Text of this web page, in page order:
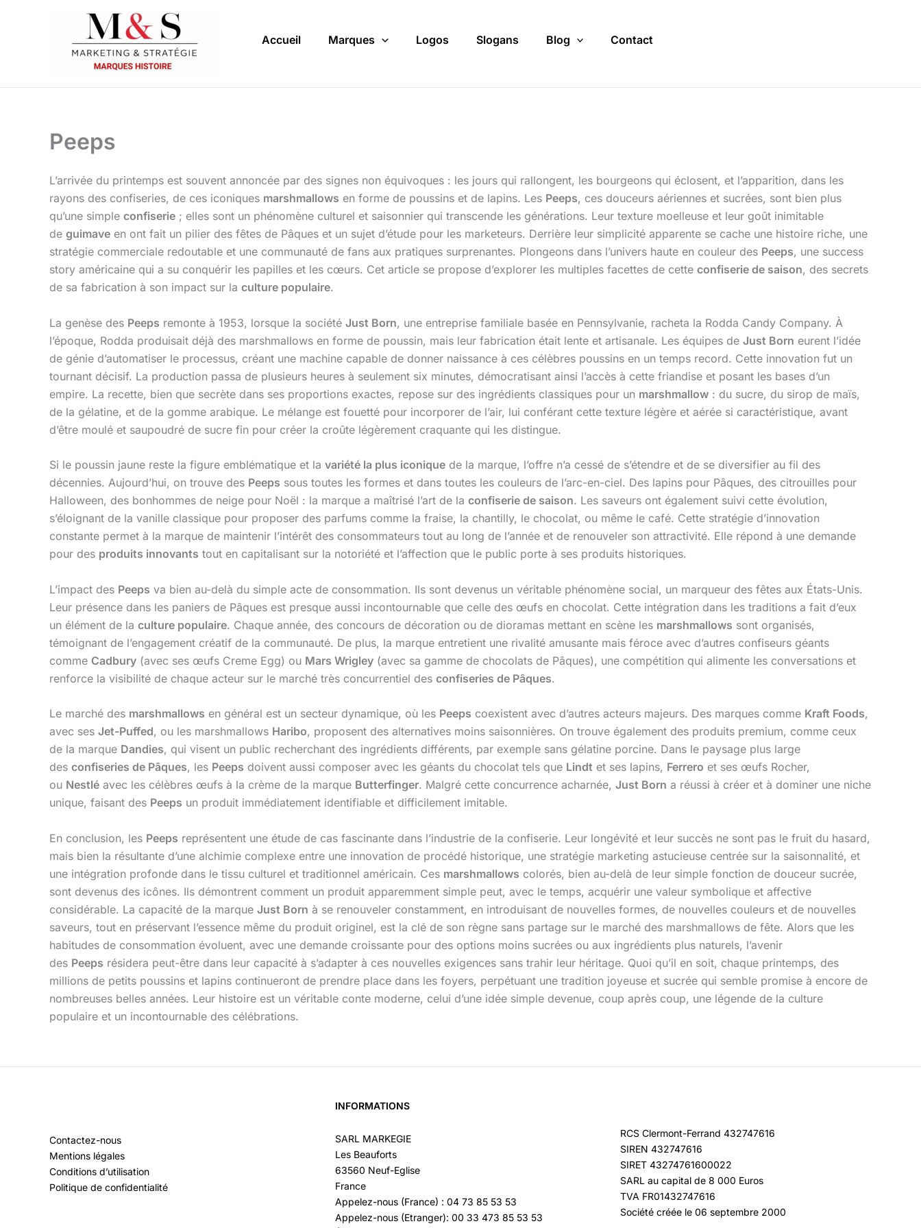
Accueil Marques Logos Slogans Blog Contact
Peeps
L’arrivée du printemps est souvent annoncée par des signes non équivoques : les jours qui rallongent, les bourgeons qui éclosent, et l’apparition, dans les
rayons des confiseries, de ces iconiques marshmallows en forme de poussins et de lapins. Les Peeps, ces douceurs aériennes et sucrées, sont bien plus
qu’une simple confiserie ; elles sont un phénomène culturel et saisonnier qui transcende les générations. Leur texture moelleuse et leur goût inimitable
de guimave en ont fait un pilier des fêtes de Pâques et un sujet d’étude pour les marketeurs. Derrière leur simplicité apparente se cache une histoire riche, une
stratégie commerciale redoutable et une communauté de fans aux pratiques surprenantes. Plongeons dans l’univers haute en couleur des Peeps, une success
story américaine qui a su conquérir les papilles et les cœurs. Cet article se propose d’explorer les multiples facettes de cette confiserie de saison, des secrets
de sa fabrication à son impact sur la culture populaire.
La genèse des Peeps remonte à 1953, lorsque la société Just Born, une entreprise familiale basée en Pennsylvanie, racheta la Rodda Candy Company. À
l’époque, Rodda produisait déjà des marshmallows en forme de poussin, mais leur fabrication était lente et artisanale. Les équipes de Just Born eurent l’idée
de génie d’automatiser le processus, créant une machine capable de donner naissance à ces célèbres poussins en un temps record. Cette innovation fut un
tournant décisif. La production passa de plusieurs heures à seulement six minutes, démocratisant ainsi l’accès à cette friandise et posant les bases d’un
empire. La recette, bien que secrète dans ses proportions exactes, repose sur des ingrédients classiques pour un marshmallow : du sucre, du sirop de maïs,
de la gélatine, et de la gomme arabique. Le mélange est fouetté pour incorporer de l’air, lui conférant cette texture légère et aérée si caractéristique, avant
d’être moulé et saupoudré de sucre fin pour créer la croûte légèrement craquante qui les distingue.
Si le poussin jaune reste la figure emblématique et la variété la plus iconique de la marque, l’offre n’a cessé de s’étendre et de se diversifier au fil des
décennies. Aujourd’hui, on trouve des Peeps sous toutes les formes et dans toutes les couleurs de l’arc-en-ciel. Des lapins pour Pâques, des citrouilles pour
Halloween, des bonhommes de neige pour Noël : la marque a maîtrisé l’art de la confiserie de saison. Les saveurs ont également suivi cette évolution,
s’éloignant de la vanille classique pour proposer des parfums comme la fraise, la chantilly, le chocolat, ou même le café. Cette stratégie d’innovation
constante permet à la marque de maintenir l’intérêt des consommateurs tout au long de l’année et de renouveler son attractivité. Elle répond à une demande
pour des produits innovants tout en capitalisant sur la notoriété et l’affection que le public porte à ses produits historiques.
L’impact des Peeps va bien au-delà du simple acte de consommation. Ils sont devenus un véritable phénomène social, un marqueur des fêtes aux États-Unis.
Leur présence dans les paniers de Pâques est presque aussi incontournable que celle des œufs en chocolat. Cette intégration dans les traditions a fait d’eux
un élément de la culture populaire. Chaque année, des concours de décoration ou de dioramas mettant en scène les marshmallows sont organisés,
témoignant de l’engagement créatif de la communauté. De plus, la marque entretient une rivalité amusante mais féroce avec d’autres confiseurs géants
comme Cadbury (avec ses œufs Creme Egg) ou Mars Wrigley (avec sa gamme de chocolats de Pâques), une compétition qui alimente les conversations et
renforce la visibilité de chaque acteur sur le marché très concurrentiel des confiseries de Pâques.
Le marché des marshmallows en général est un secteur dynamique, où les Peeps coexistent avec d’autres acteurs majeurs. Des marques comme Kraft Foods,
avec ses Jet-Puffed, ou les marshmallows Haribo, proposent des alternatives moins saisonnières. On trouve également des produits premium, comme ceux
de la marque Dandies, qui visent un public recherchant des ingrédients différents, par exemple sans gélatine porcine. Dans le paysage plus large
des confiseries de Pâques, les Peeps doivent aussi composer avec les géants du chocolat tels que Lindt et ses lapins, Ferrero et ses œufs Rocher,
ou Nestlé avec les célèbres œufs à la crème de la marque Butterfinger. Malgré cette concurrence acharnée, Just Born a réussi à créer et à dominer une niche
unique, faisant des Peeps un produit immédiatement identifiable et difficilement imitable.
En conclusion, les Peeps représentent une étude de cas fascinante dans l’industrie de la confiserie. Leur longévité et leur succès ne sont pas le fruit du hasard,
mais bien la résultante d’une alchimie complexe entre une innovation de procédé historique, une stratégie marketing astucieuse centrée sur la saisonnalité, et
une intégration profonde dans le tissu culturel et traditionnel américain. Ces marshmallows colorés, bien au-delà de leur simple fonction de douceur sucrée,
sont devenus des icônes. Ils démontrent comment un produit apparemment simple peut, avec le temps, acquérir une valeur symbolique et affective
considérable. La capacité de la marque Just Born à se renouveler constamment, en introduisant de nouvelles formes, de nouvelles couleurs et de nouvelles
saveurs, tout en préservant l’essence même du produit originel, est la clé de son règne sans partage sur le marché des marshmallows de fête. Alors que les
habitudes de consommation évoluent, avec une demande croissante pour des options moins sucrées ou aux ingrédients plus naturels, l’avenir
des Peeps résidera peut-être dans leur capacité à s’adapter à ces nouvelles exigences sans trahir leur héritage. Quoi qu’il en soit, chaque printemps, des
millions de petits poussins et lapins continueront de prendre place dans les foyers, perpétuant une tradition joyeuse et sucrée qui semble promise à encore de
nombreuses belles années. Leur histoire est un véritable conte moderne, celui d’une idée simple devenue, coup après coup, une légende de la culture
populaire et un incontournable des célébrations.
Contactez-nous
Mentions légales
Conditions d’utilisation
Politique de confidentialité
INFORMATIONS
SARL MARKEGIE
Les Beauforts
63560 Neuf-Eglise
France
Appelez-nous (France) : 04 73 85 53 53
Appelez-nous (Etranger): 00 33 473 85 53 53
RCS Clermont-Ferrand 432747616
SIREN 432747616
SIRET 43274761600022
SARL au capital de 8 000 Euros
TVA FR01432747616
Société créée le 06 septembre 2000